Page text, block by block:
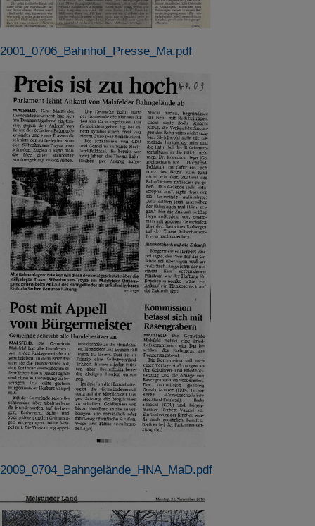
2001_0706_Bahnhof_Presse_Ma.pdf
2009_0704_Bahngelände_HNA_MaD.pdf